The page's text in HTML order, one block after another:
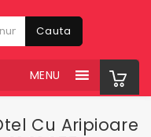
Cauta
MENU
Cu Aripioare